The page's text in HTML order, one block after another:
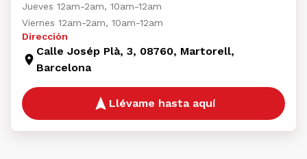
Jueves 12am-2am, 10am-12am
Viernes 12am-2am, 10am-12am
Dirección
Calle Josép Plà, 3, 08760, Martorell,
Barcelona
Llévame hasta aquí